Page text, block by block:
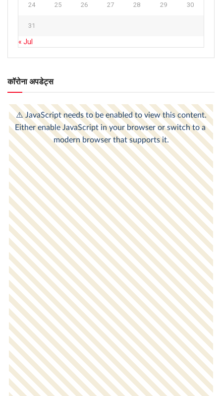
24 25 26 27 28 29 30
31
« Jul
कॉरोना अपडेट्स